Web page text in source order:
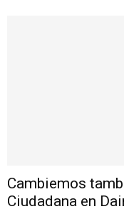
Cambiemos
Ciudadana en